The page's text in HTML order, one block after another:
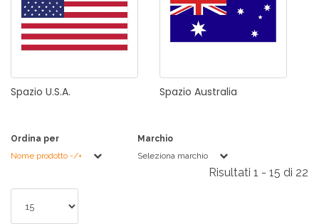
Spazio U.S.A. Spazio Australia
Ordina per
Nome prodotto -/+
Marchio
Seleziona marchio
Risultati 1 - 15 di 22